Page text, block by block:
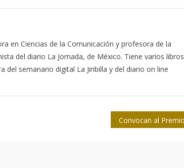
en Ciencias de la Comunicación y profesora de la
del diario La Jornada, de México. Tiene varios libros
del semanario digital La Jiribilla y del diario on line